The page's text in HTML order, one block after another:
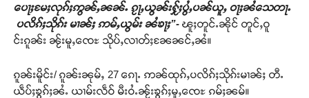
ပေႃႈမႄႈလုၵ်ႈဢွၼ်ႇၼၼ်ႉ ၵႂႃႇယွၼ်းႁႂ်ႈပွႆႇပၼ်ယူႇ ဝႃႈၼႆသေတႃႉ
ပလိၵ်ႈသိုၵ်း မၢၼ်ႈ ဢမ်ႇယွမ်း ၼႆၶႃႈ”- ၽူႈတူင်ႉၼိုင် တူင်ႇဝူ
င်းၵူၼ်း ၼႂ်းမူႇၸေႊ သိုပ်ႇလၢတ်ႈၼႄၼင်ႇၼႆ။
ၵူၼ်းမိူင်း/ ၵူၼ်းၼုမ်ႇ 27 ၵေႃႉ ဢၼ်ထုၵ်ႇပလိၵ်ႈသိုၵ်းမၢၼ်ႈ တီႉ
ယဵပ်ႈၶွၵ်ႈၼႆႉ ယၢမ်းလဵဝ် မီးဝႆႉၼႂ်းၶွၵ်ႈမူႇၸေႊ ၵမ်ႈၼမ်။